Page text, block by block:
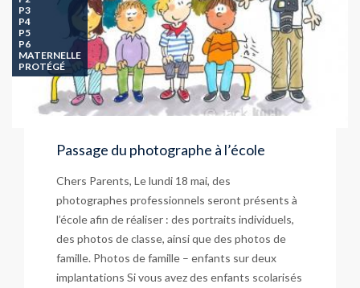
P3
P4
P5
P6
MATERNELLE
PROTÉGÉ
Passage du photographe à l’école
Chers Parents, Le lundi 18 mai, des
photographes professionnels seront présents à
l’école afin de réaliser : des portraits individuels,
des photos de classe, ainsi que des photos de
famille. Photos de famille – enfants sur deux
implantations Si vous avez des enfants scolarisés